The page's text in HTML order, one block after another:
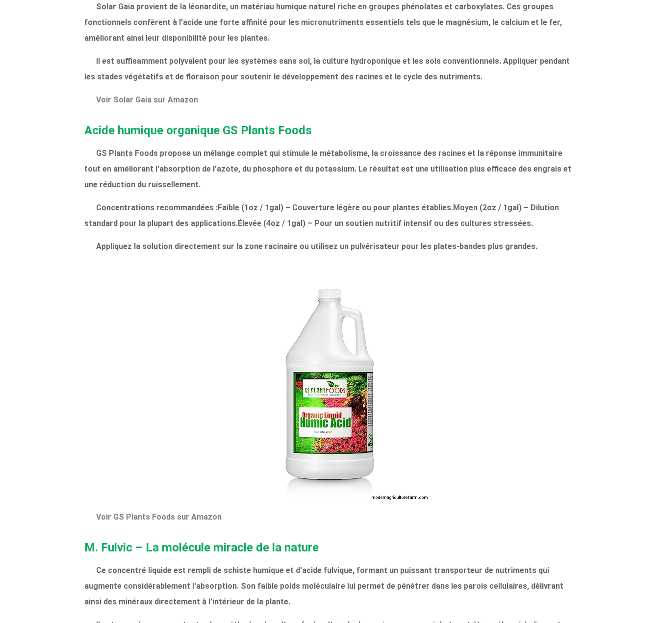
Solar Gaia provient de la léonardite, un matériau humique naturel riche en groupes phénolates et carboxylates. Ces groupes
fonctionnels confèrent à l'acide une forte affinité pour les micronutriments essentiels tels que le magnésium, le calcium et le fer,
améliorant ainsi leur disponibilité pour les plantes.
Il est suffisamment polyvalent pour les systèmes sans sol, la culture hydroponique et les sols conventionnels. Appliquer pendant
les stades végétatifs et de floraison pour soutenir le développement des racines et le cycle des nutriments.
Voir Solar Gaia sur Amazon
Acide humique organique GS Plants Foods
GS Plants Foods propose un mélange complet qui stimule le métabolisme, la croissance des racines et la réponse immunitaire
tout en améliorant l'absorption de l'azote, du phosphore et du potassium. Le résultat est une utilisation plus efficace des engrais et
une réduction du ruissellement.
Concentrations recommandées :Faible (1oz / 1gal) – Couverture légère ou pour plantes établies.Moyen (2oz / 1gal) – Dilution
standard pour la plupart des applications.Élevée (4oz / 1gal) – Pour un soutien nutritif intensif ou des cultures stressées.
Appliquez la solution directement sur la zone racinaire ou utilisez un pulvérisateur pour les plates-bandes plus grandes.
Voir GS Plants Foods sur Amazon
M. Fulvic – La molécule miracle de la nature
Ce concentré liquide est rempli de schiste humique et d'acide fulvique, formant un puissant transporteur de nutriments qui
augmente considérablement l'absorption. Son faible poids moléculaire lui permet de pénétrer dans les parois cellulaires, délivrant
ainsi des minéraux directement à l'intérieur de la plante.